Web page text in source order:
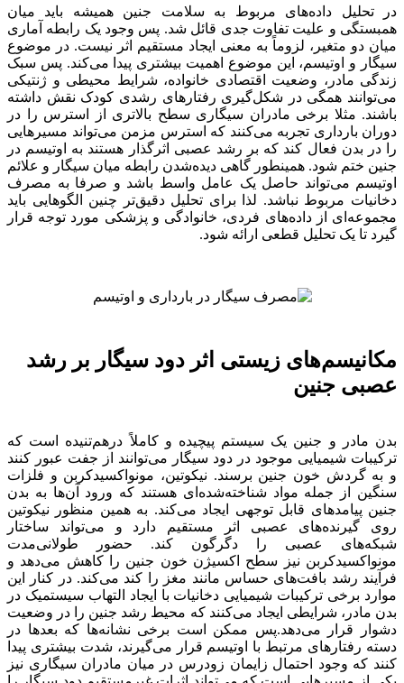
در تحلیل داده‌های مربوط به سلامت جنین همیشه باید میان
همبستگی و علیت تفاوت جدی قائل شد. پس وجود یک رابطه آماری
میان دو متغیر، لزوماً به معنی ایجاد مستقیم اثر نیست. در موضوع
سیگار و اوتیسم، این موضوع اهمیت بیشتری پیدا می‌کند. پس سبک
زندگی مادر، وضعیت اقتصادی خانواده، شرایط محیطی و ژنتیکی
می‌توانند همگی در شکل‌گیری رفتارهای رشدی کودک نقش داشته
باشند. مثلا برخی مادران سیگاری سطح بالاتری از استرس را در
دوران بارداری تجربه می‌کنند که استرس مزمن می‌تواند مسیرهایی
را در بدن فعال کند که بر رشد عصبی اثرگذار هستند به اوتیسم در
جنین ختم شود. همینطور گاهی دیده‌شدن رابطه میان سیگار و علائم
اوتیسم می‌تواند حاصل یک عامل واسط باشد و صرفا به مصرف
دخانیات مربوط نباشد. لذا برای تحلیل دقیق‌تر چنین الگوهایی باید
مجموعه‌ای از داده‌های فردی، خانوادگی و پزشکی مورد توجه قرار
گیرد تا یک تحلیل قطعی ارائه شود.
مکانیسم‌های زیستی اثر دود سیگار بر رشد
عصبی جنین
بدن مادر و جنین یک سیستم پیچیده و کاملاً درهم‌تنیده است که
ترکیبات شیمیایی موجود در دود سیگار می‌توانند از جفت عبور کنند
و به گردش خون جنین برسند. نیکوتین، مونواکسیدکربن و فلزات
سنگین از جمله مواد شناخته‌شده‌ای هستند که ورود آن‌ها به بدن
جنین پیامدهای قابل توجهی ایجاد می‌کند. به همین منظور نیکوتین
روی گیرنده‌های عصبی اثر مستقیم دارد و می‌تواند ساختار
شبکه‌های عصبی را دگرگون کند. حضور طولانی‌مدت
مونواکسیدکربن نیز سطح اکسیژن خون جنین را کاهش می‌دهد و
فرآیند رشد بافت‌های حساس مانند مغز را کند می‌کند. در کنار این
موارد برخی ترکیبات شیمیایی دخانیات با ایجاد التهاب سیستمیک در
بدن مادر، شرایطی ایجاد می‌کنند که محیط رشد جنین را در وضعیت
دشوار قرار می‌دهد.پس ممکن است برخی نشانه‌ها که بعدها در
دسته رفتارهای مرتبط با اوتیسم قرار می‌گیرند، شدت بیشتری پیدا
کنند که وجود احتمال زایمان زودرس در میان مادران سیگاری نیز